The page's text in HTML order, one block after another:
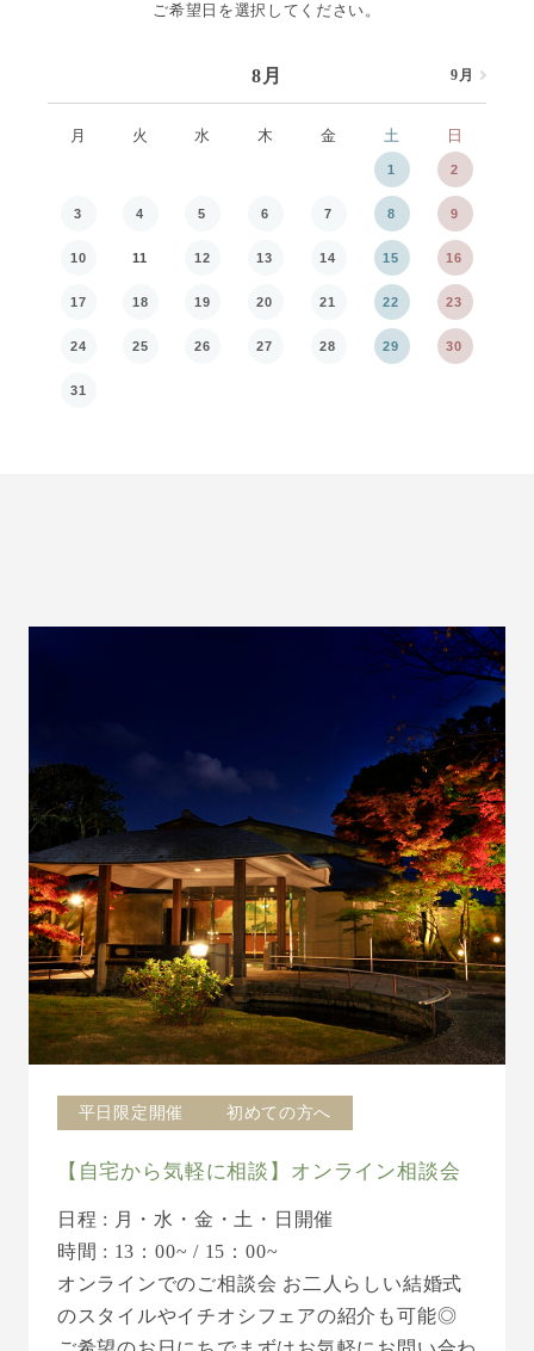
ご希望日を選択してください。
8月 9月
月 火 水 木 金 土 日
1 2
3 4 5 6 7 8 9
10 11 12 13 14 15 16
17 18 19 20 21 22 23
24 25 26 27 28 29 30
31
平日限定開催 初めての方へ
【自宅から気軽に相談】オンライン相談会
日程 : 月・水・金・土・日開催
時間 : 13：00~ / 15：00~
オンラインでのご相談会 お二人らしい結婚式
のスタイルやイチオシフェアの紹介も可能◎